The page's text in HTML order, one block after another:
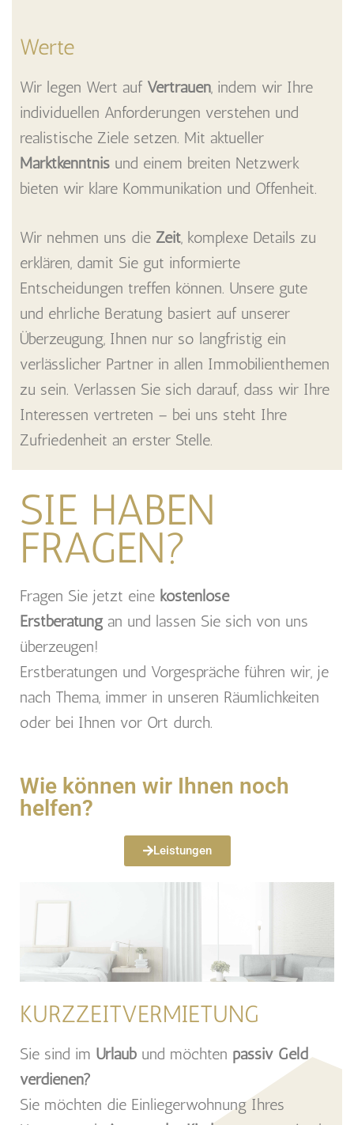
Werte
Wir legen Wert auf Vertrauen, indem wir Ihre
individuellen Anforderungen verstehen und
realistische Ziele setzen. Mit aktueller
Marktkenntnis und einem breiten Netzwerk
bieten wir klare Kommunikation und Offenheit.
Wir nehmen uns die Zeit, komplexe Details zu
erklären, damit Sie gut informierte
Entscheidungen treffen können. Unsere gute
und ehrliche Beratung basiert auf unserer
Überzeugung, Ihnen nur so langfristig ein
verlässlicher Partner in allen Immobilienthemen
zu sein. Verlassen Sie sich darauf, dass wir Ihre
Interessen vertreten – bei uns steht Ihre
Zufriedenheit an erster Stelle.
SIE HABEN
FRAGEN?
Fragen Sie jetzt eine kostenlose
Erstberatungan und lassen Sie sich von uns
überzeugen!
Erstberatungen und Vorgespräche führen wir, je
nach Thema, immer in unseren Räumlichkeiten
oder bei Ihnen vor Ort durch.
Wie können wir Ihnen noch
helfen?
Leistungen
KURZZEITVERMIETUNG
Sie sind im Urlaub und möchten passiv Geld
verdienen?
Sie möchten die Einliegerwohnung Ihres